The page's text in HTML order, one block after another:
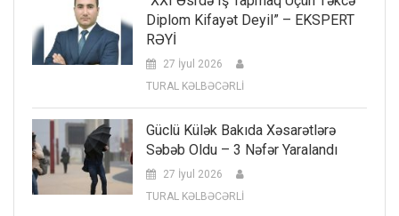
Diplom Kifayət Deyil” – EKSPERT
RƏYİ
27 İyul 2026
TURAL KƏLBƏCƏRLİ
Güclü Külək Bakıda Xəsarətlərə
Səbəb Oldu – 3 Nəfər Yaralandı
27 İyul 2026
TURAL KƏLBƏCƏRLİ